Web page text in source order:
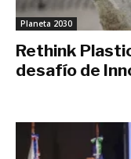
Planeta 2030
Rethink
desafío de